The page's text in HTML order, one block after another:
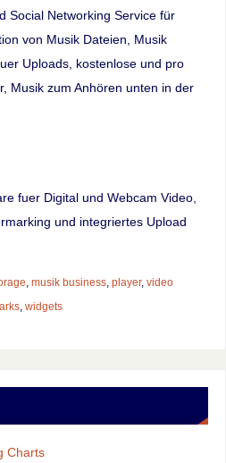
Social Networking Service für
von Musik Dateien, Musik
Uploads, kostenlose und pro
Musik zum Anhören unten in der
fuer Digital und Webcam Video,
und integriertes Upload
, musik business, player, video
, widgets
Charts